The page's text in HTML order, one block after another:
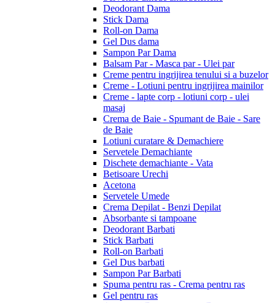
Deodorant Dama
Stick Dama
Roll-on Dama
Gel Dus dama
Sampon Par Dama
Balsam Par - Masca par - Ulei par
Creme pentru ingrijirea tenului si a buzelor
Creme - Lotiuni pentru ingrijirea mainilor
Creme - lapte corp - lotiuni corp - ulei
masaj
Crema de Baie - Spumant de Baie - Sare
de Baie
Lotiuni curatare & Demachiere
Servetele Demachiante
Dischete demachiante - Vata
Betisoare Urechi
Acetona
Servetele Umede
Crema Depilat - Benzi Depilat
Absorbante si tampoane
Deodorant Barbati
Stick Barbati
Roll-on Barbati
Gel Dus barbati
Sampon Par Barbati
Spuma pentru ras - Crema pentru ras
Gel pentru ras